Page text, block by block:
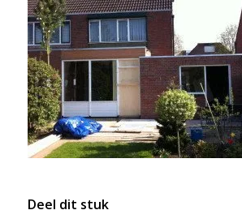
Deel dit stuk